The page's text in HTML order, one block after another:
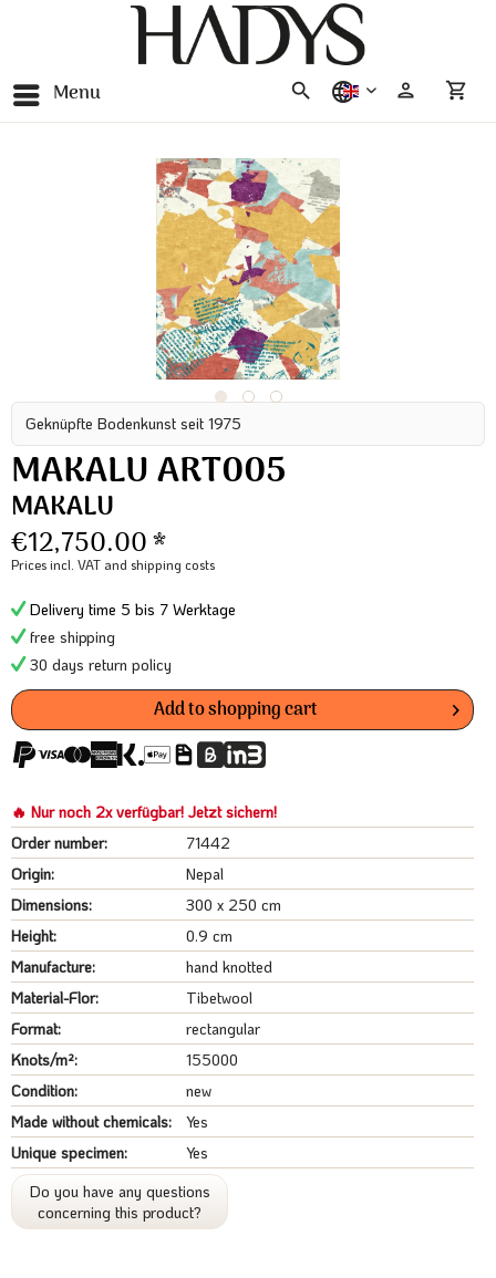
Menu english
Geknüpfte Bodenkunst seit 1975
MAKALU ART005
MAKALU
€12,750.00 *
Prices incl. VAT and shipping costs
Delivery time 5 bis 7 Werktage
free shipping
30 days return policy
Add toshopping cart
🔥 Nur noch 2x verfügbar! Jetzt sichern!
Order number:
71442
Origin:
Nepal
Dimensions:
300 x 250 cm
Height:
0.9 cm
Manufacture:
hand knotted
Material-Flor:
Tibetwool
Format:
rectangular
Knots/m²:
155000
Condition:
new
Made without chemicals:
Yes
Unique specimen:
Yes
Do you have any questions
concerning this product?